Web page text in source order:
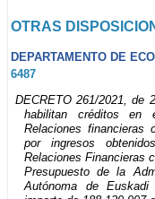
OTRAS
DEPARTAMENTO DE
6487
DECRETO 261/2021, de
habilitan créditos en
Relaciones financieras
por ingresos
Relaciones Financieras
Presupuesto de la
Autónoma de